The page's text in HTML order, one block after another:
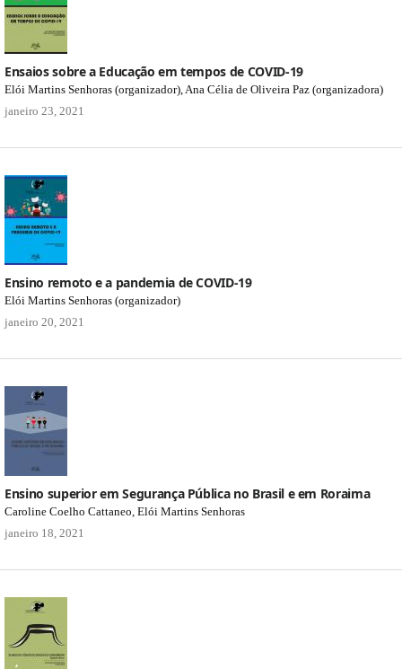
Ensaios sobre a Educação em tempos de COVID-19
Elói Martins Senhoras (organizador), Ana Célia de Oliveira Paz (organizadora)
janeiro 23, 2021
Ensino remoto e a pandemia de COVID-19
Elói Martins Senhoras (organizador)
janeiro 20, 2021
Ensino superior em Segurança Pública no Brasil e em Roraima
Caroline Coelho Cattaneo, Elói Martins Senhoras
janeiro 18, 2021